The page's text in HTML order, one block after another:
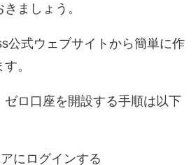
ましょう。
公式ウェブサイトから簡単に作
。
ゼロ口座を開設する手順は以下
にログインする